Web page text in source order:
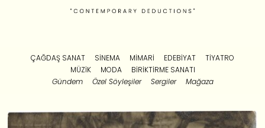
ÇAĞDAŞ SANAT SINEMA MIMARI EDEBIYAT
TIYATRO
MÜZIK
MODA
BIRIKTIRME SANATI
Gündem
Özel Söyleşiler Sergiler Mağaza